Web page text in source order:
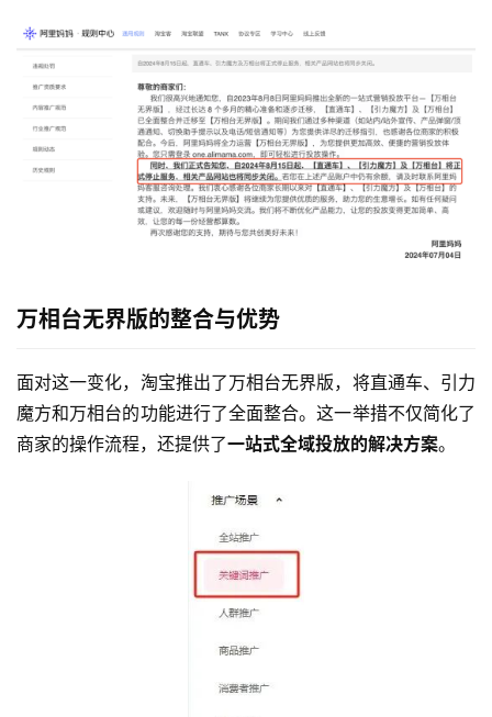
万相台无界版的整合与优势
面对这一变化，淘宝推出了万相台无界版，将直通车、引力
魔方和万相台的功能进行了全面整合。这一举措不仅简化了
商家的操作流程，还提供了一站式全域投放的解决方案。